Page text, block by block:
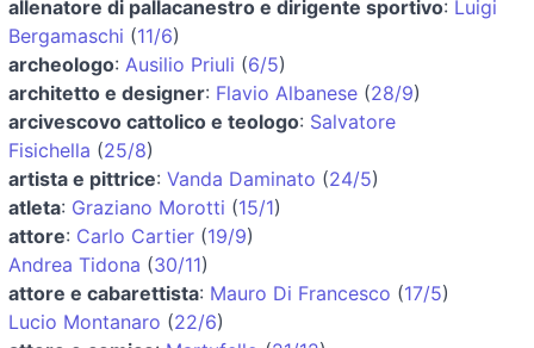
allenatore di pallacanestro e dirigente sportivo: Luigi
Bergamaschi (11/6)
archeologo: Ausilio Priuli (6/5)
architetto e designer: Flavio Albanese (28/9)
arcivescovo cattolico e teologo: Salvatore
Fisichella (25/8)
artista e pittrice: Vanda Daminato (24/5)
atleta: Graziano Morotti (15/1)
attore: Carlo Cartier (19/9)
Andrea Tidona (30/11)
attore e cabarettista: Mauro Di Francesco (17/5)
Lucio Montanaro (22/6)